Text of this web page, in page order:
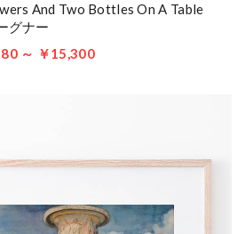
And Two Bottles On A Table
グナー
～ ￥15,300